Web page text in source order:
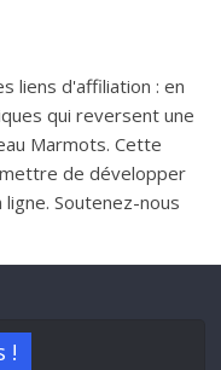
liens d'affiliation : en
qui reversent une
Marmots. Cette
de développer
Soutenez-nous
!